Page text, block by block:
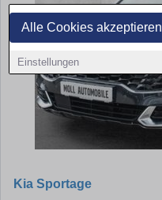
Alle Cookies akzeptieren
Einstellungen
Kia Sportage